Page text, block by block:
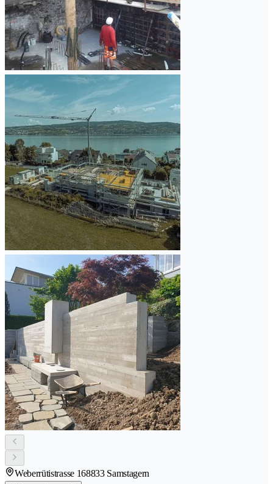
Weberrütistrasse 168833 Samstagern